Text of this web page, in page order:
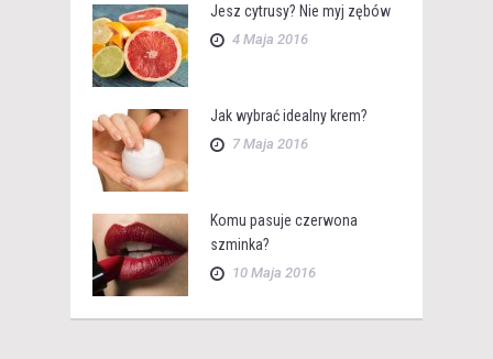
Jesz cytrusy? Nie myj zębów
4 Maja 2016
Jak wybrać idealny krem?
7 Maja 2016
Komu pasuje czerwona
szminka?
10 Maja 2016